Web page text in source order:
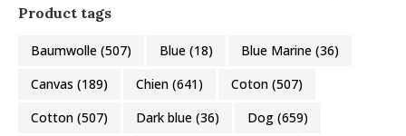
Product tags
Baumwolle (507) Blue (18) Blue Marine (36)
Canvas (189) Chien (641) Coton (507)
Cotton (507) Dark blue (36) Dog (659)